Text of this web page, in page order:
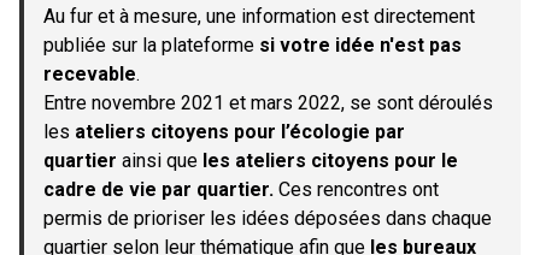
Au fur et à mesure, une information est directement
publiée sur la plateforme si votre idée n'est pas
recevable.
Entre novembre 2021 et mars 2022, se sont déroulés
les ateliers citoyens pour l’écologie par
quartier ainsi que les ateliers citoyens pour le
cadre de vie par quartier. Ces rencontres ont
permis de prioriser les idées déposées dans chaque
quartier selon leur thématique afin que les bureaux